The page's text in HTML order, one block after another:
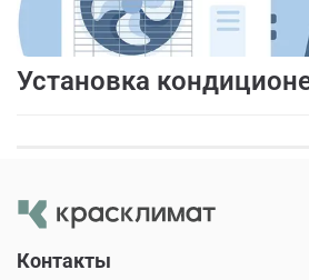
Установка
Контакты